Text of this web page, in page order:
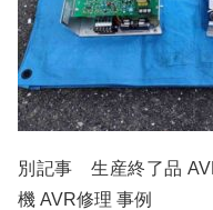
別記事 生産終了品
機 AVR修理 事例